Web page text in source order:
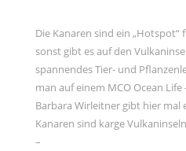
Registrieren
Anmelden
Eintrags-Feed
Kommentar-Feed
Die Kanaren sind ein „Hotspot“
sonst gibt es auf den
spannendes Tier- und
man auf einem MCO Ocean
Barbara Wirleitner gibt hier mal
Kanaren sind karge
–